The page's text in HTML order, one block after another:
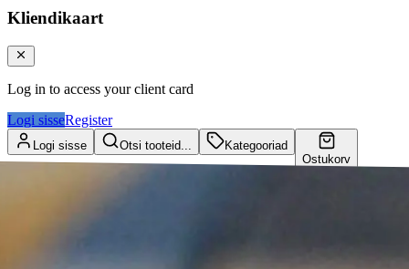
Kliendikaart
Log in to access your client card
Logi sisseRegister
Logi sisse Otsi tooteid...
Kategooriad
Ostukorv